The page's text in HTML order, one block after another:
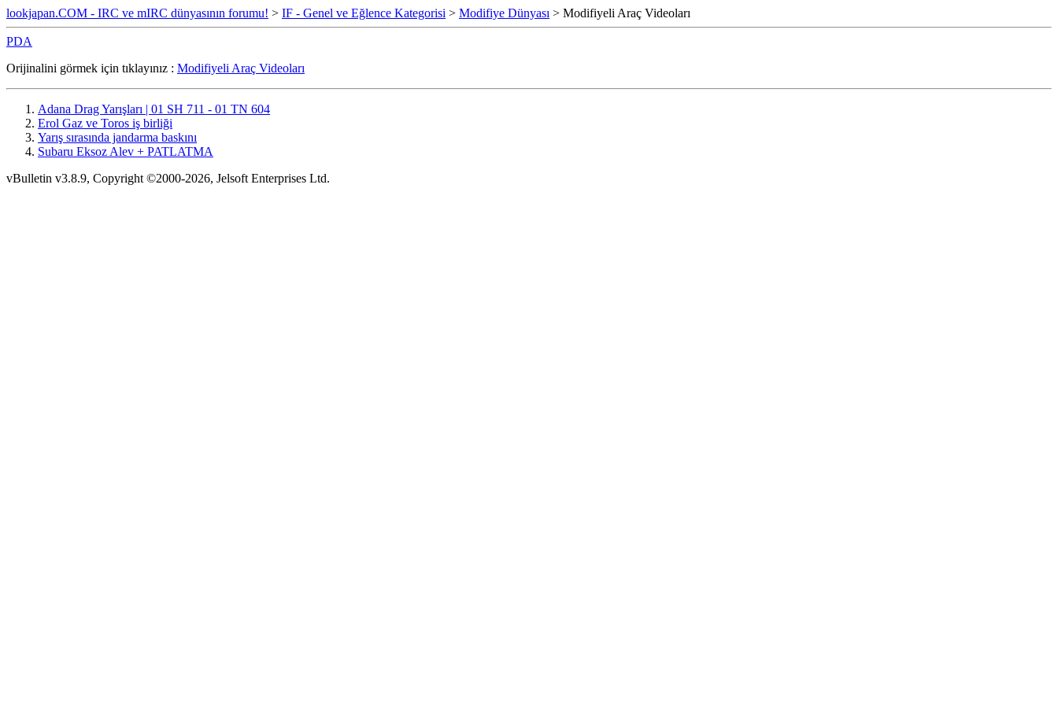
lookjapan.COM - IRC ve mIRC dünyasının forumu! > IF - Genel ve Eğlence Kategorisi > Modifiye Dünyası > Modifiyeli Araç Videoları
PDA
Orijinalini görmek için tıklayınız : Modifiyeli Araç Videoları
Adana Drag Yarışları | 01 SH 711 - 01 TN 604
Erol Gaz ve Toros iş birliği
Yarış sırasında jandarma baskını
Subaru Eksoz Alev + PATLATMA
vBulletin v3.8.9, Copyright ©2000-2026, Jelsoft Enterprises Ltd.